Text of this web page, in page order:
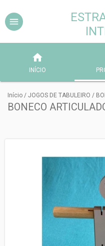
INÍCIO
Início / JOGOS DE TABULEIRO /
BONECO